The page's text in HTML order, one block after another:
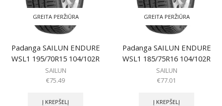
GREITA PERŽIŪRA
Padanga SAILUN ENDURE
WSL1 195/70R15 104/102R
SAILUN
€75.49
Į KREPŠELĮ
GREITA PERŽIŪRA
Padanga SAILUN ENDURE
WSL1 185/75R16 104/102R
SAILUN
€77.01
Į KREPŠELĮ